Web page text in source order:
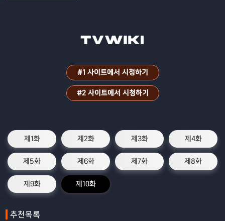
#1 사이트에서 시청하기
#2 사이트에서 시청하기
제1화 제2화 제3화 제4화
제5화 제6화 제7화 제8화
제9화 제10화
추천목록